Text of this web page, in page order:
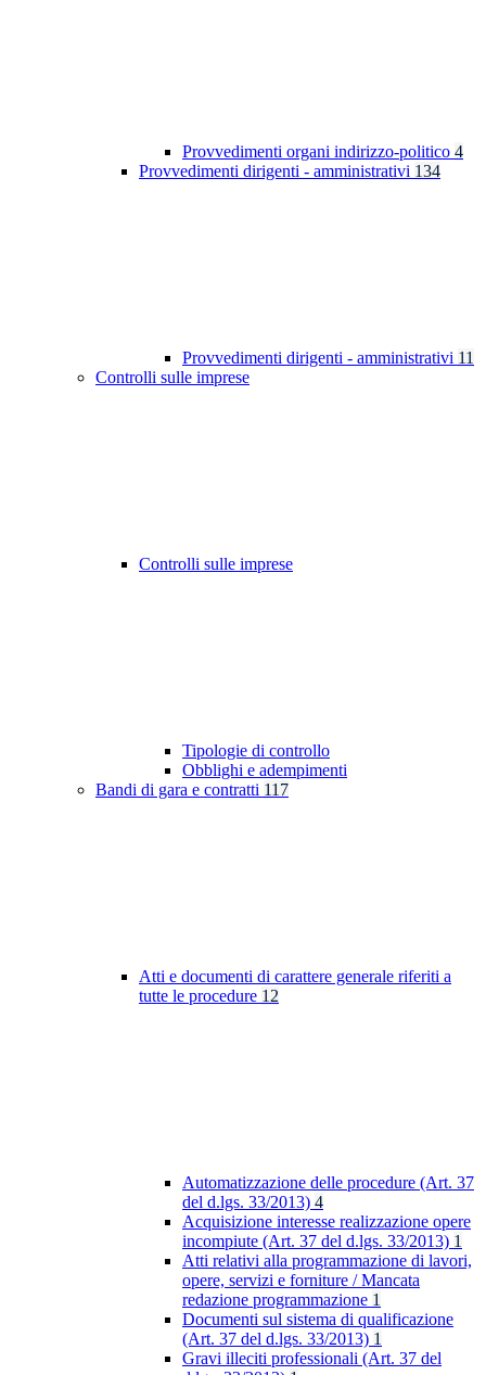
Provvedimenti organi indirizzo-politico 4
Provvedimenti dirigenti - amministrativi 134
Provvedimenti dirigenti - amministrativi 11
Controlli sulle imprese
Controlli sulle imprese
Tipologie di controllo
Obblighi e adempimenti
Bandi di gara e contratti 117
Atti e documenti di carattere generale riferiti a
tutte le procedure 12
Automatizzazione delle procedure (Art. 37
del d.lgs. 33/2013) 4
Acquisizione interesse realizzazione opere
incompiute (Art. 37 del d.lgs. 33/2013) 1
Atti relativi alla programmazione di lavori,
opere, servizi e forniture / Mancata
redazione programmazione 1
Documenti sul sistema di qualificazione
(Art. 37 del d.lgs. 33/2013) 1
Gravi illeciti professionali (Art. 37 del